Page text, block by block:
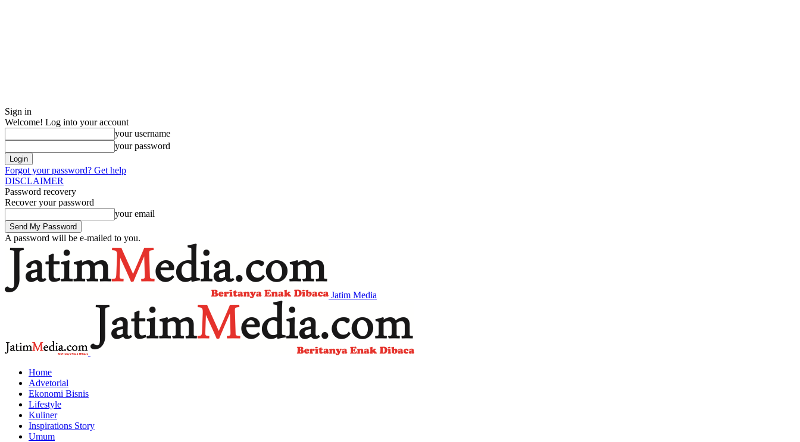
Sign in
Welcome! Log into your account
your username
your password
Forgot your password? Get help
DISCLAIMER
Password recovery
Recover your password
your email
A password will be e-mailed to you.
Jatim Media
Home
Advetorial
Ekonomi Bisnis
Lifestyle
Kuliner
Inspirations Story
Umum